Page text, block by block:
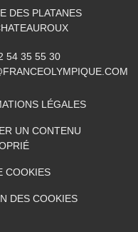
DES PLATANES
54 35 55 30
LÉGALES
UN CONTENU
COOKIES
DES COOKIES